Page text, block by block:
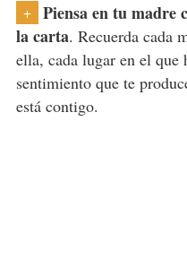
+
Piensa en tu madre
la carta. Recuerda cada
ella, cada lugar en el que
sentimiento que te
está contigo.